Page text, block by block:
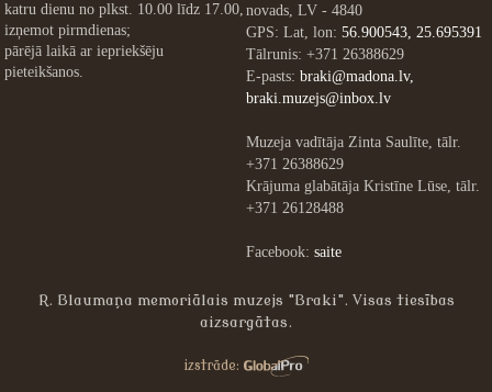
katru dienu no plkst. 10.00 līdz 17.00,
izņemot pirmdienas;
pārējā laikā ar iepriekšēju
pieteikšanos.
novads, LV - 4840
GPS: Lat, lon: 56.900543, 25.695391
Tālrunis: +371 26388629
E-pasts: braki@madona.lv,
braki.muzejs@inbox.lv
Muzeja vadītāja Zinta Saulīte, tālr.
+371 26388629
Krājuma glabātāja Kristīne Lūse, tālr.
+371 26128488
Facebook: saite
R. Blaumaņa memoriālais muzejs "Braki". Visas tiesības
aizsargātas.
izstrāde: